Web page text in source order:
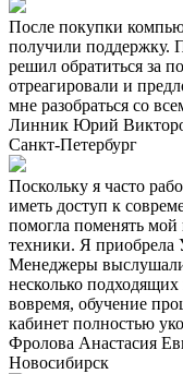
После покупки
получили поддержку.
решил обратиться за
отреагировали и
мне разобраться со
Линник Юрий
Санкт-Петербург
Поскольку я часто
иметь доступ к
помогла поменять мой
техники. Я приобрела
Менеджеры
несколько
вовремя, обучение
кабинет полностью
Фролова Анастасия
Новосибирск